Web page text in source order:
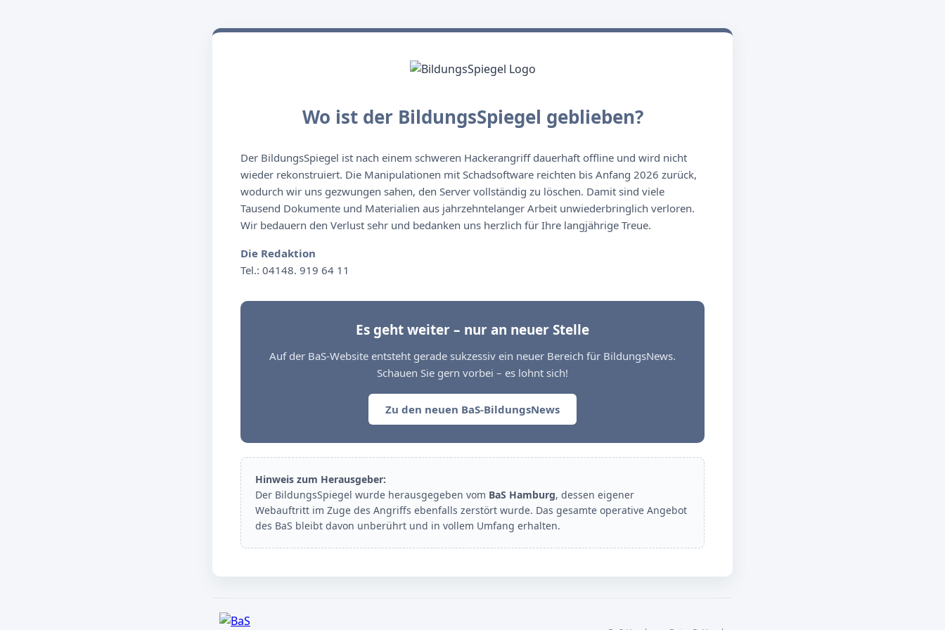
Wo ist der BildungsSpiegel geblieben?
Der BildungsSpiegel ist nach einem schweren Hackerangriff dauerhaft offline und wird nicht
wieder rekonstruiert. Die Manipulationen mit Schadsoftware reichten bis Anfang 2026 zurück,
wodurch wir uns gezwungen sahen, den Server vollständig zu löschen. Damit sind viele
Tausend Dokumente und Materialien aus jahrzehntelanger Arbeit unwiederbringlich verloren.
Wir bedauern den Verlust sehr und bedanken uns herzlich für Ihre langjährige Treue.
Die Redaktion
Tel.: 04148. 919 64 11
Es geht weiter – nur an neuer Stelle
Auf der BaS-Website entsteht gerade sukzessiv ein neuer Bereich für BildungsNews.
Schauen Sie gern vorbei – es lohnt sich!
Zu den neuen BaS-BildungsNews
Hinweis zum Herausgeber:
Der BildungsSpiegel wurde herausgegeben vom BaS Hamburg, dessen eigener
Webauftritt im Zuge des Angriffs ebenfalls zerstört wurde. Das gesamte operative Angebot
des BaS bleibt davon unberührt und in vollem Umfang erhalten.